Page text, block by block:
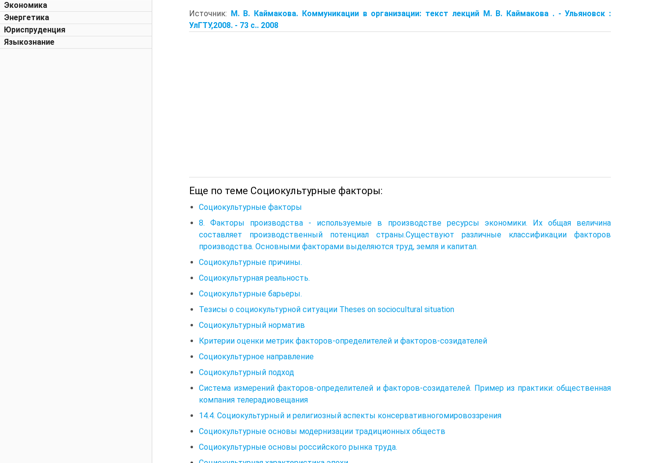
Экономика
Энергетика
Юриспруденция
Языкознание
Источник: М. В. Каймакова. Коммуникации в организации: текст лекций М. В. Каймакова . - Ульяновск :
УлГТУ,2008. - 73 с.. 2008
Еще по теме Социокультурные факторы:
Социокультурные факторы
8. Факторы производства - используемые в производстве ресурсы экономики. Их общая величина
составляет производственный потенциал страны.Существуют различные классификации факторов
производства. Основными факторами выделяются труд, земля и капитал.
Социокультурные причины.
Социокультурная реальность.
Социокультурные барьеры.
Тезисы о социокультурной ситуации Theses on sociocultural situation
Социокультурный норматив
Критерии оценки метрик факторов-определителей и факторов-созидателей
Социокультурное направление
Социокультурный подход
Система измерений факторов-определителей и факторов-созидателей. Пример из практики: общественная
компания телерадиовещания
14.4. Социокультурный и религиозный аспекты консервативногомировоззрения
Социокультурные основы модернизации традиционных обществ
Социокультурные основы российского рынка труда.